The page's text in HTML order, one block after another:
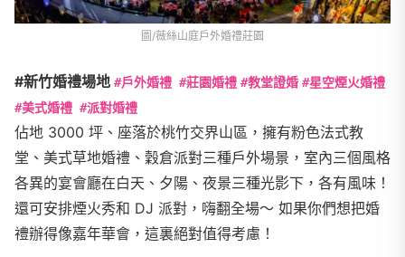
圖/薇絲山庭戶外婚禮莊園
#新竹婚禮場地 #戶外婚禮 #莊園婚禮 #教堂證婚 #星空煙火婚禮
#美式婚禮 #派對婚禮
佔地 3000 坪、座落於桃竹交界山區，擁有粉色法式教
堂、美式草地婚禮、穀倉派對三種戶外場景，室內三個風格
各異的宴會廳在白天、夕陽、夜景三種光影下，各有風味！
還可安排煙火秀和 DJ 派對，嗨翻全場～ 如果你們想把婚
禮辦得像嘉年華會，這裏絕對值得考慮！